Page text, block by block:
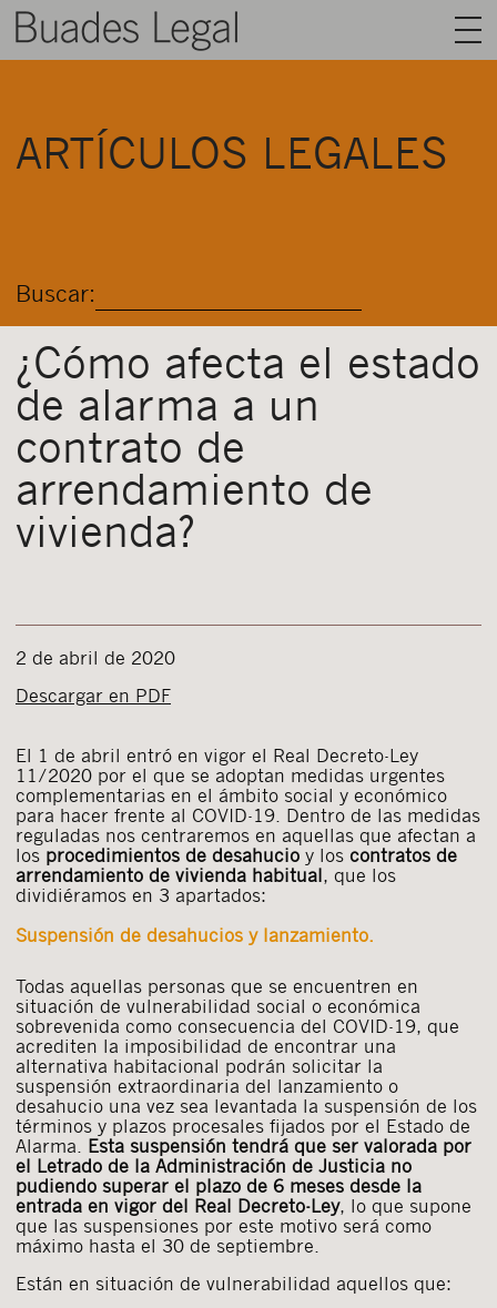
ÁREAS
CONTACTO
ARTÍCULOS LEGALES
Buscar:
¿Cómo afecta el estado
de alarma a un
contrato de
arrendamiento de
vivienda?
2 de abril de 2020
Descargar en PDF
El 1 de abril entró en vigor el Real Decreto-Ley
11/2020 por el que se adoptan medidas urgentes
complementarias en el ámbito social y económico
para hacer frente al COVID-19. Dentro de las medidas
reguladas nos centraremos en aquellas que afectan a
los procedimientos de desahucio y los contratos de
arrendamiento de vivienda habitual, que los
dividiéramos en 3 apartados:
Suspensión de desahucios y lanzamiento.
Todas aquellas personas que se encuentren en
situación de vulnerabilidad social o económica
sobrevenida como consecuencia del COVID-19, que
acrediten la imposibilidad de encontrar una
alternativa habitacional podrán solicitar la
suspensión extraordinaria del lanzamiento o
desahucio una vez sea levantada la suspensión de los
términos y plazos procesales fijados por el Estado de
Alarma. Esta suspensión tendrá que ser valorada por
el Letrado de la Administración de Justicia no
pudiendo superar el plazo de 6 meses desde la
entrada en vigor del Real Decreto-Ley, lo que supone
que las suspensiones por este motivo será como
máximo hasta el 30 de septiembre.
Están en situación de vulnerabilidad aquellos que: